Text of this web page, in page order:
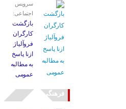
سرویس
اجتماعی:
بازگشت
کارگران
فروآلیاژ
ازنا پاسخ
به مطالبه
عمومی
فرهنگی